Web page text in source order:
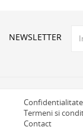
NEWSLETTER
Confidentialitate
Termeni si
Contact